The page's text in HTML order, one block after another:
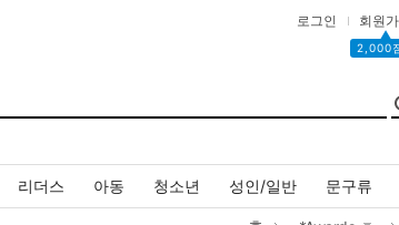
로그인 회원
▲
2,000
리더스 아동 청소년 성인/일반 문구류